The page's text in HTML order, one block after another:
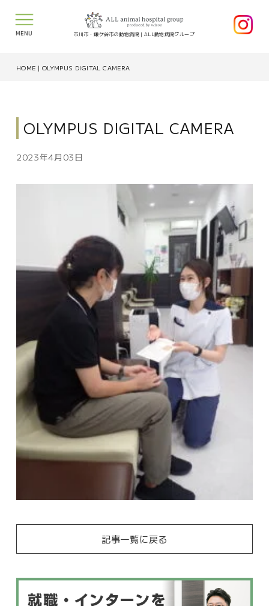
MENU 市川市・鎌ケ谷市の動物病院｜ALL動物病院グループ
HOME | OLYMPUS DIGITAL CAMERA
OLYMPUS DIGITAL CAMERA
2023年4月03日
記事一覧に戻る